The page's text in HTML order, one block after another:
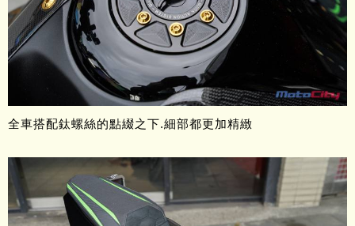
全車搭配鈦螺絲的點綴之下.細部都更加精緻